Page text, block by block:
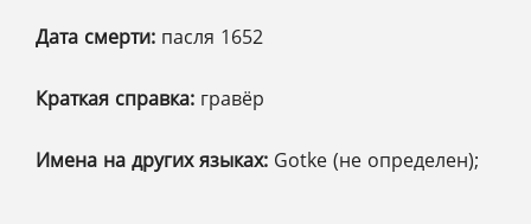
Дата смерти: пасля 1652
Краткая справка: гравёр
Имена на других языках: Gotke (не определен);